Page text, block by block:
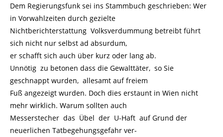
Dem Regierungsfunk sei ins Stammbuch geschrieben: Wer
in Vorwahlzeiten durch gezielte
Nichtberichterstattung Volksverdummung betreibt führt
sich nicht nur selbst ad absurdum,
er schafft sich auch über kurz oder lang ab.
Unnötig zu betonen dass die Gewalttäter, so Sie
geschnappt wurden, allesamt auf freiem
Fuß angezeigt wurden. Doch dies erstaunt in Wien nicht
mehr wirklich. Warum sollten auch
Messerstecher das Übel der U-Haft auf Grund der
neuerlichen Tatbegehungsgefahr ver-